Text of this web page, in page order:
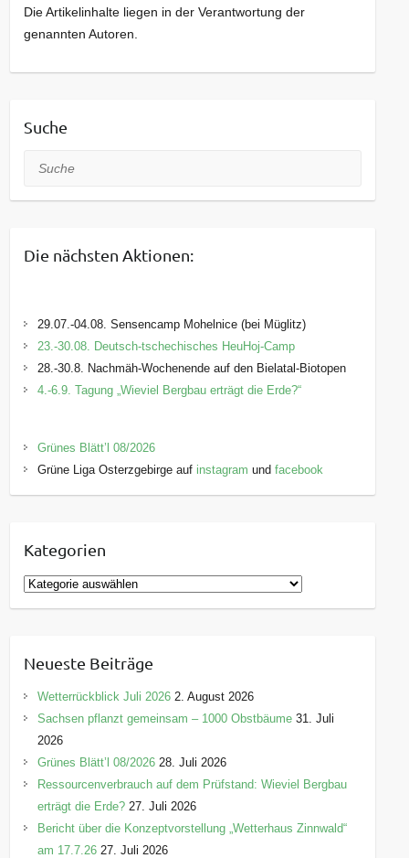
Die Artikelinhalte liegen in der Verantwortung der
genannten Autoren.
Suche
Suche
Die nächsten Aktionen:
29.07.-04.08. Sensencamp Mohelnice (bei Müglitz)
23.-30.08. Deutsch-tschechisches HeuHoj-Camp
28.-30.8. Nachmäh-Wochenende auf den Bielatal-Biotopen
4.-6.9. Tagung „Wieviel Bergbau erträgt die Erde?“
Grünes Blätt’l 08/2026
Grüne Liga Osterzgebirge auf instagram undfacebook
Kategorien
K
a
g
o
r
e
n
Neueste Beiträge
Wetterrückblick Juli 2026 2. August 2026
Sachsen pflanzt gemeinsam – 1000 Obstbäume 31. Juli
2026
Grünes Blätt’l 08/2026 28. Juli 2026
Ressourcenverbrauch auf dem Prüfstand: Wieviel Bergbau
erträgt die Erde? 27. Juli 2026
Bericht über die Konzeptvorstellung „Wetterhaus Zinnwald“
am 17.7.26 27. Juli 2026